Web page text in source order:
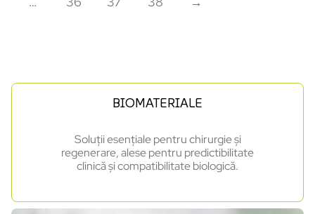
BIOMATERIALE
Soluții esențiale pentru chirurgie și
regenerare, alese pentru predictibilitate
clinică și compatibilitate biologică.